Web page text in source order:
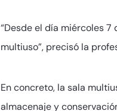
“Desde el día miércoles 7
multiuso”, precisó la
En concreto, la sala
almacenaje y